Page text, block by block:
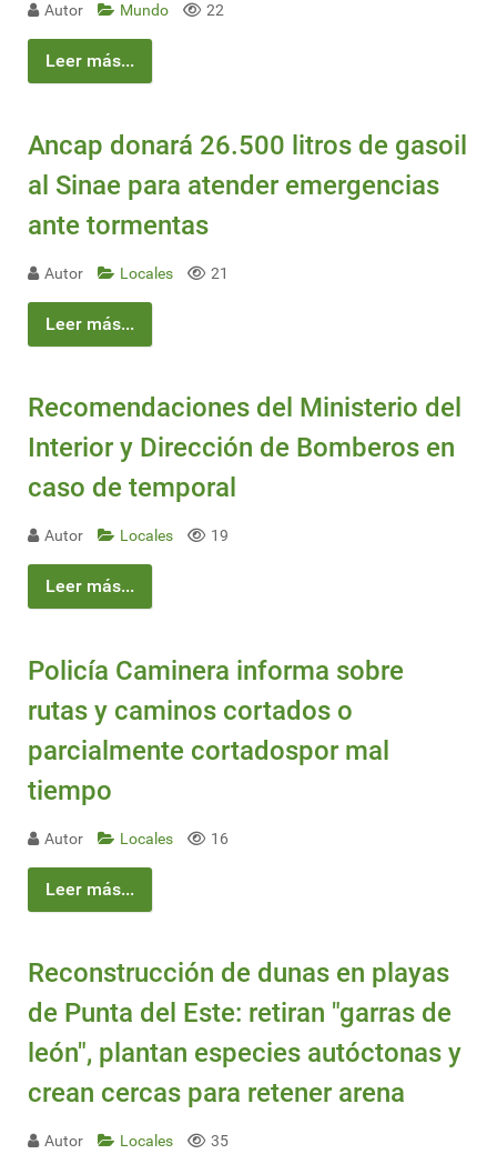
Autor Mundo 22
Leer más...
Ancap donará 26.500 litros de gasoil
al Sinae para atender emergencias
ante tormentas
Autor Locales 21
Leer más...
Recomendaciones del Ministerio del
Interior y Dirección de Bomberos en
caso de temporal
Autor Locales 19
Leer más...
Policía Caminera informa sobre
rutas y caminos cortados o
parcialmente cortadospor mal
tiempo
Autor Locales 16
Leer más...
Reconstrucción de dunas en playas
de Punta del Este: retiran "garras de
león", plantan especies autóctonas y
crean cercas para retener arena
Autor Locales 35